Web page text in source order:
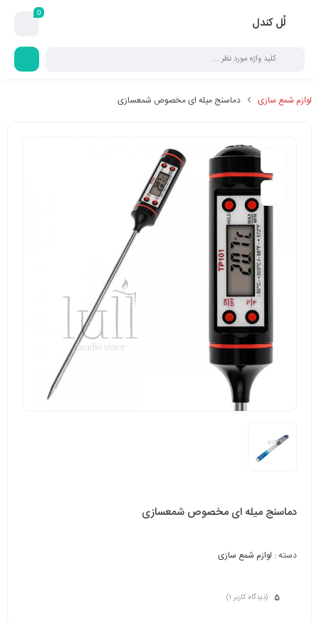
لُل کندل
0
لوازم شمع سازی دماسنج میله ای مخصوص شمعسازی
دماسنج میله ای مخصوص شمعسازی
دسته : لوازم شمع سازی
5 (دیدگاه کاربر 1
)